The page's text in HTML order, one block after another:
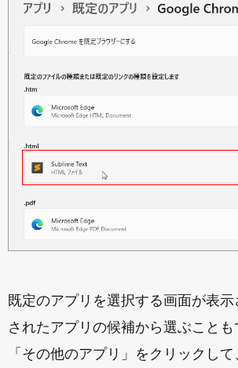
既定のアプリを選択する画面が表
されたアプリの候補から選ぶことも
「その他のアプリ」をクリックし